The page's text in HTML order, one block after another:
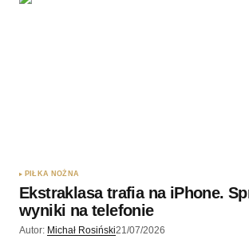
PIŁKA NOŻNA
Ekstraklasa trafia na iPhone.
wyniki na telefonie
Autor: Michał Rosiński21/07/2026